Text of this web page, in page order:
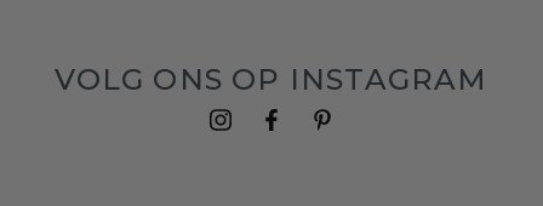
VOLG ONS OP INSTAGRAM